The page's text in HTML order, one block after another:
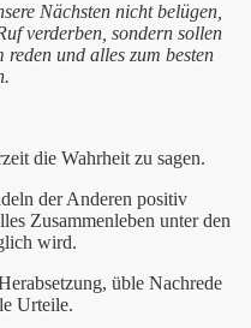
Nächsten nicht belügen,
verderben, sondern sollen
und alles zum besten
die Wahrheit zu sagen.
der Anderen positiv
Zusammenleben unter den
wird.
üble Nachrede
Urteile.